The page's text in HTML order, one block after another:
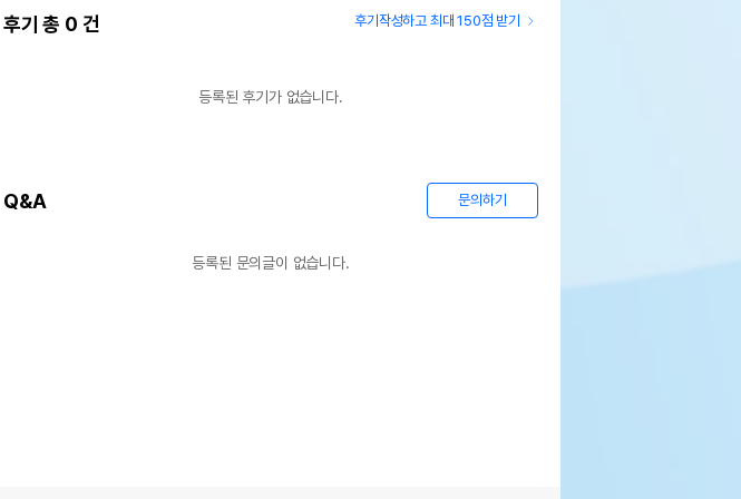
후기 총 0 건 후기작성하고 최대 150점 받기
등록된 후기가 없습니다.
Q&A 문의하기
등록된 문의글이 없습니다.